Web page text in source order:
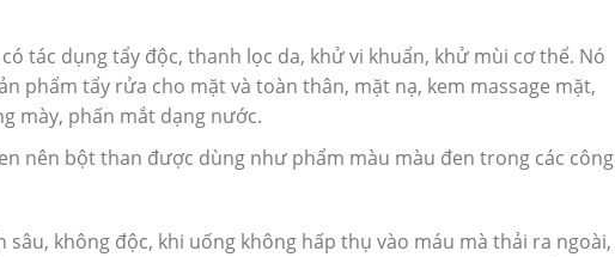
tác dụng tẩy độc, thanh lọc da, khử vi khuẩn, khử mùi cơ thể. Nó
phẩm tẩy rửa cho mặt và toàn thân, mặt nạ, kem massage mặt,
mày, phấn mắt dạng nước.
nên bột than được dùng như phẩm màu màu đen trong các công
không độc, khi uống không hấp thụ vào máu mà thải ra ngoài,